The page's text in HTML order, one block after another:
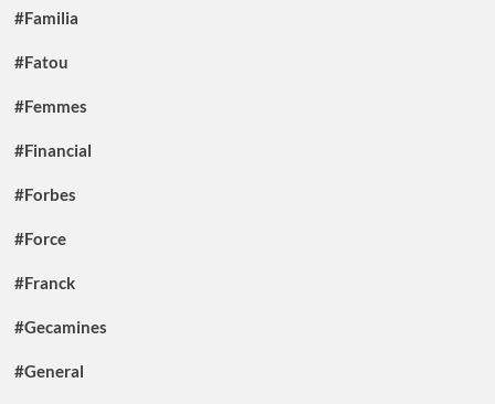
#Familia
#Fatou
#Femmes
#Financial
#Forbes
#Force
#Franck
#Gecamines
#General